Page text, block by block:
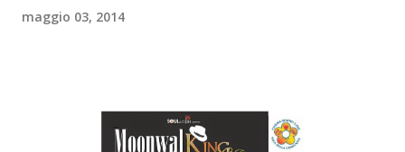
maggio 03, 2014